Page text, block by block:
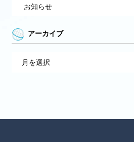
お知らせ
アーカイブ